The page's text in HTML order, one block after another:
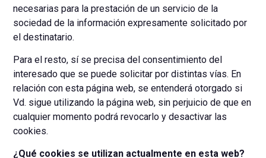
necesarias para la prestación de un servicio de la
sociedad de la información expresamente solicitado por
el destinatario.
Para el resto, sí se precisa del consentimiento del
interesado que se puede solicitar por distintas vías. En
relación con esta página web, se entenderá otorgado si
Vd. sigue utilizando la página web, sin perjuicio de que en
cualquier momento podrá revocarlo y desactivar las
cookies.
¿Qué cookies se utilizan actualmente en esta web?